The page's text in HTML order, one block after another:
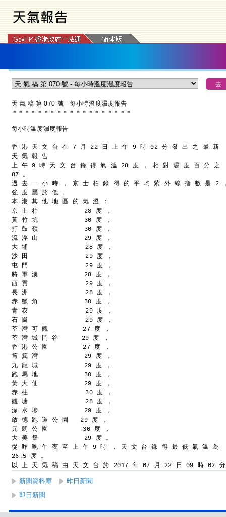
天 氣 稿 第 070 號 - 每小時溫度濕度報告
＊ ＊ ＊ ＊ ＊ ＊ ＊ ＊ ＊ ＊ ＊ ＊ ＊ ＊ ＊ ＊ ＊ ＊ ＊
每小時溫度濕度報告
香 港 天 文 台 在 7 月 22 日 上 午 9 時 02 分 發 出 之 最 新
天 氣 報 告
上 午 9 時 天 文 台 錄 得 氣 溫 28 度 ， 相 對 濕 度 百 分 之
87 。
過 去 一 小 時 ， 京 士 柏 錄 得 的 平 均 紫 外 線 指 數 是 2
強 度 屬 於 低 。
本 港 其 他 地 區 的 氣 溫 ：
京 士 柏            28 度 ，
黃 竹 坑            30 度 ，
打 鼓 嶺            30 度 ，
流 浮 山            29 度 ，
大 埔               28 度 ，
沙 田               29 度 ，
屯 門               29 度 ，
將 軍 澳            28 度 ，
西 貢               29 度 ，
長 洲               28 度 ，
赤 鱲 角            30 度 ，
青 衣               29 度 ，
石 崗               29 度 ，
荃 灣 可 觀         27 度 ，
荃 灣 城 門 谷      29 度 ，
香 港 公 園         27 度 ，
筲 箕 灣            29 度 ，
九 龍 城            29 度 ，
跑 馬 地            30 度 ，
黃 大 仙            29 度 ，
赤 柱               30 度 ，
觀 塘               28 度 ，
深 水 埗            29 度 ，
啟 德 跑 道 公 園   29 度 ，
元 朗 公 園         30 度 ，
大 美 督            29 度 。
從 昨 晚 午 夜 至 上 午 9 時 ， 天 文 台 錄 得 最 低 氣 溫 為
26.5 度 。
以 上 天 氣 稿 由 天 文 台 於 2017 年 07 月 22 日 09 時 02
新聞資料庫
昨日新聞
即日新聞